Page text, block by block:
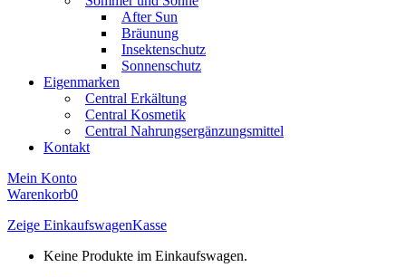
After Sun
Bräunung
Insektenschutz
Sonnenschutz
Eigenmarken
Central Erkältung
Central Kosmetik
Central Nahrungsergänzungsmittel
Kontakt
Mein Konto
Warenkorb0
Zeige EinkaufswagenKasse
Keine Produkte im Einkaufswagen.